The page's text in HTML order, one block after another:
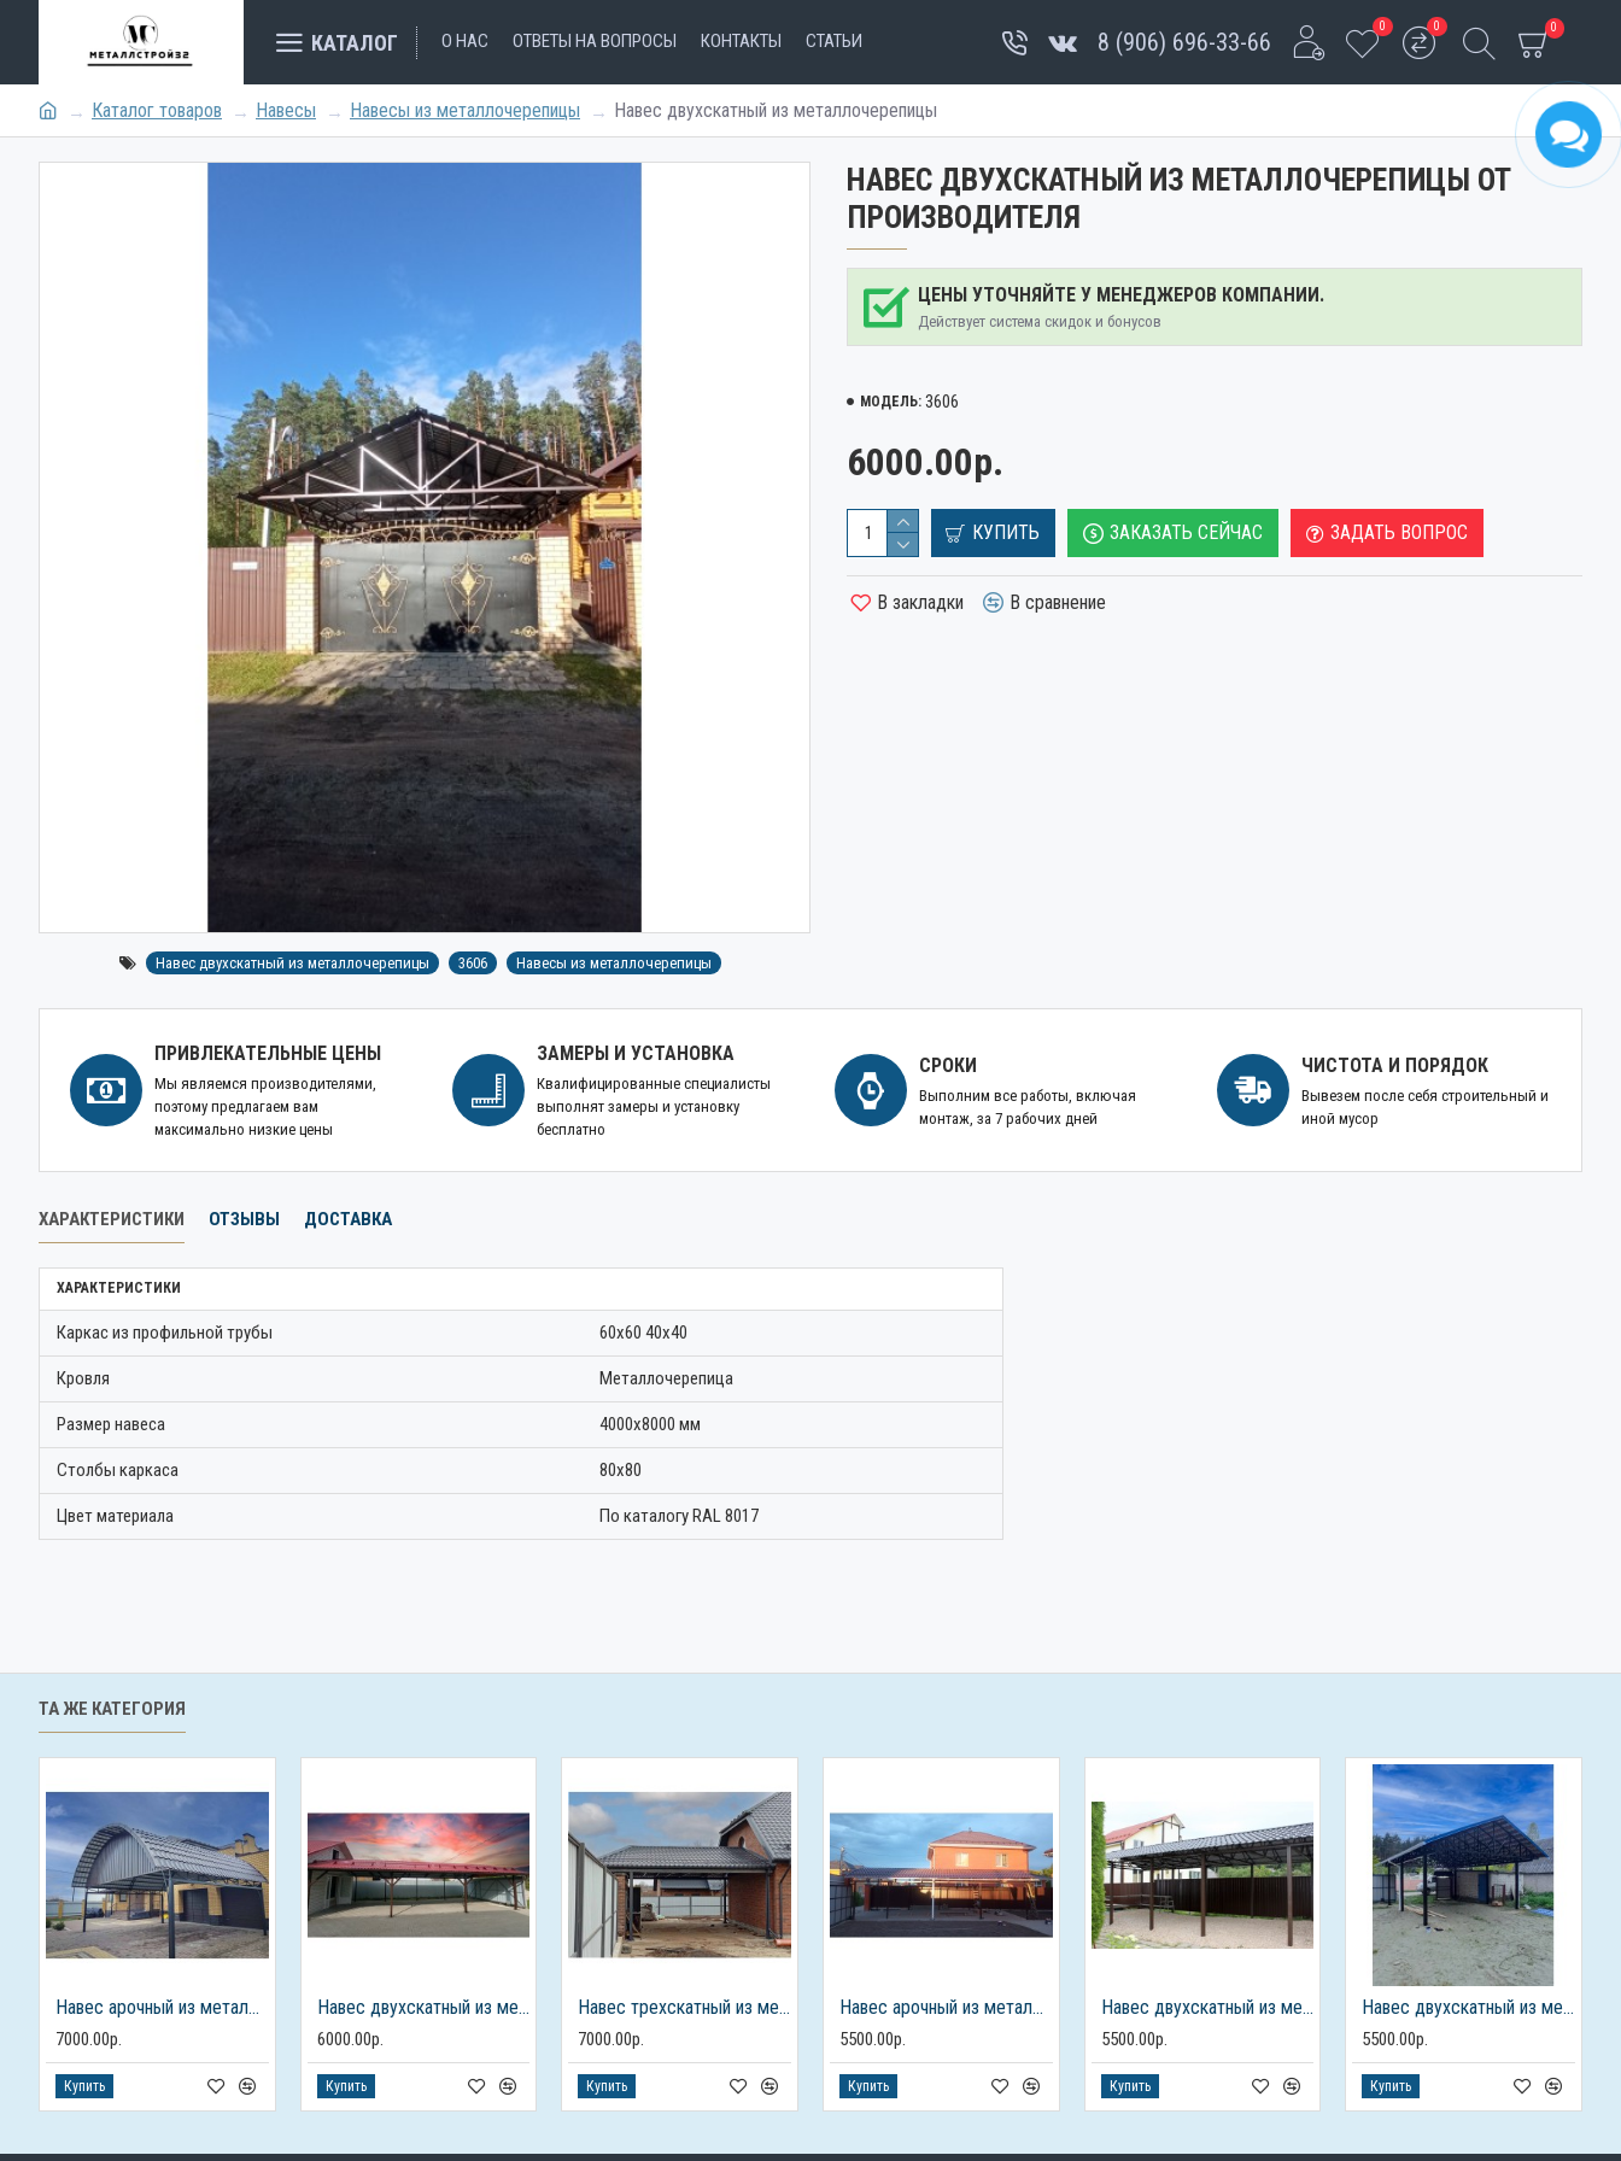
КАТАЛОГ О НАС ОТВЕТЫ НА ВОПРОСЫ КОНТАКТЫ СТАТЬИ 8 (906) 696-33-66
0 0 0
Каталог товаров Навесы Навесы из металлочерепицы Навес двухскатный из металлочерепицы
Навес двухскатный из металлочерепицы 3606 Навесы из металлочерепицы
НАВЕС ДВУХСКАТНЫЙ ИЗ МЕТАЛЛОЧЕРЕПИЦЫ ОТ
ПРОИЗВОДИТЕЛЯ
ЦЕНЫ УТОЧНЯЙТЕ У МЕНЕДЖЕРОВ КОМПАНИИ.
Действует система скидок и бонусов
МОДЕЛЬ: 3606
6000.00р.
КУПИТЬ ЗАКАЗАТЬ СЕЙЧАС ЗАДАТЬ ВОПРОС
В закладки В сравнение
ПРИВЛЕКАТЕЛЬНЫЕ ЦЕНЫ
Мы являемся производителями,
поэтому предлагаем вам
максимально низкие цены
ЗАМЕРЫ И УСТАНОВКА
Квалифицированные специалисты
выполнят замеры и установку
бесплатно
СРОКИ
Выполним все работы, включая
монтаж, за 7 рабочих дней
ЧИСТОТА И ПОРЯДОК
Вывезем после себя строительный и
иной мусор
ХАРАКТЕРИСТИКИ ОТЗЫВЫ ДОСТАВКА
ХАРАКТЕРИСТИКИ
Каркас из профильной трубы 60х60 40х40
Кровля Металлочерепица
Размер навеса 4000х8000 мм
Столбы каркаса 80х80
Цвет материала По каталогу RAL 8017
ТА ЖЕ КАТЕГОРИЯ
Навес арочный из металлочерепицы для авто
7000.00р.
Купить
Навес двухскатный из металлочерепицы
6000.00р.
Купить
Навес трехскатный из металлочерепицы
7000.00р.
Купить
Навес арочный из металлочерепицы
5500.00р.
Купить
Навес двухскатный из металлочерепицы
5500.00р.
Купить
Навес двухскатный из металлочерепицы
5500.00р.
Купить